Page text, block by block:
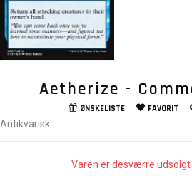
Aetherize -
ØNSKELISTE FAVORIT
Antikvarisk
Varen er desværre udsolgt